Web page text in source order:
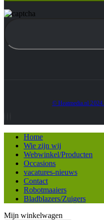
© Heatmedia.nl
Home
Wie zijn wij
Webwinkel/Producten
Occasions
vacatures-nieuws
Contact
Robotmaaiers
Bladblazers/Zuigers
Mijn winkelwagen